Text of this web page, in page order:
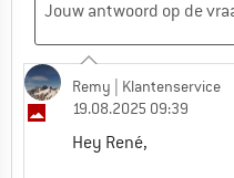
Remy | Klantenservice
19.08.2025 09:39
Hey René,